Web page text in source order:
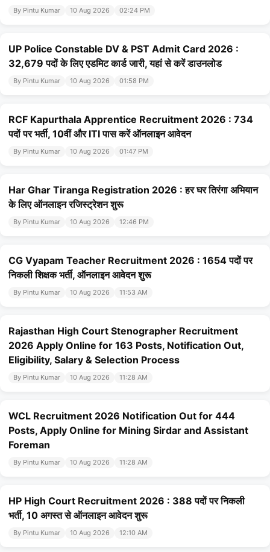
By Pintu Kumar 10 Aug 2026 02:24 PM
UP Police Constable DV & PST Admit Card 2026 :
32,679 पदों के लिए एडमिट कार्ड जारी, यहां से करें डाउनलोड
By Pintu Kumar 10 Aug 2026 01:58 PM
RCF Kapurthala Apprentice Recruitment 2026 : 734
पदों पर भर्ती, 10वीं और ITI पास करें ऑनलाइन आवेदन
By Pintu Kumar 10 Aug 2026 01:47 PM
Har Ghar Tiranga Registration 2026 : हर घर तिरंगा अभियान
के लिए ऑनलाइन रजिस्ट्रेशन शुरू
By Pintu Kumar 10 Aug 2026 12:46 PM
CG Vyapam Teacher Recruitment 2026 : 1654 पदों पर
निकली शिक्षक भर्ती, ऑनलाइन आवेदन शुरू
By Pintu Kumar 10 Aug 2026 11:53 AM
Rajasthan High Court Stenographer Recruitment
2026 Apply Online for 163 Posts, Notification Out,
Eligibility, Salary & Selection Process
By Pintu Kumar 10 Aug 2026 11:28 AM
WCL Recruitment 2026 Notification Out for 444
Posts, Apply Online for Mining Sirdar and Assistant
Foreman
By Pintu Kumar 10 Aug 2026 11:28 AM
HP High Court Recruitment 2026 : 388 पदों पर निकली
भर्ती, 10 अगस्त से ऑनलाइन आवेदन शुरू
By Pintu Kumar 10 Aug 2026 12:10 AM